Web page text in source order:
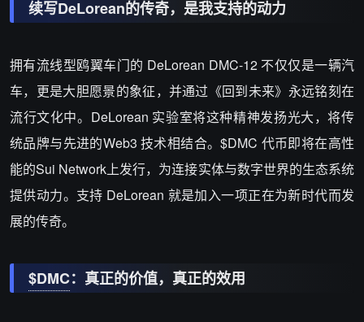
续写DeLorean的传奇，是我支持的动力
拥有流线型鸥翼车门的 DeLorean DMC-12 不仅仅是一辆汽
车，更是大胆愿景的象征，并通过《回到未来》永远铭刻在
流行文化中。DeLorean 实验室将这种精神发扬光大，将传
统品牌与先进的Web3 技术相结合。$DMC 代币即将在高性
能的Sui Network上发行，为连接实体与数字世界的生态系统
提供动力。支持 DeLorean 就是加入一项正在为新时代而发
展的传奇。
$DMC：真正的价值，真正的效用